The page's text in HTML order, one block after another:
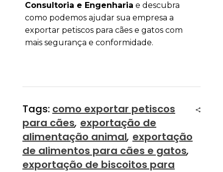
Consultoria e Engenharia e descubra
como podemos ajudar sua empresa a
exportar petiscos para cães e gatos com
mais segurança e conformidade.
Tags: como exportar petiscos
para cães, exportação de
alimentação animal, exportação
de alimentos para cães e gatos,
exportação de biscoitos para